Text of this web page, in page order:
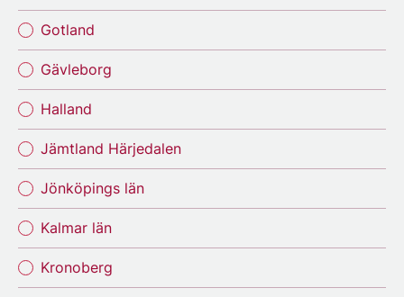
Gotland
Gävleborg
Halland
Jämtland Härjedalen
Jönköpings län
Kalmar län
Kronoberg